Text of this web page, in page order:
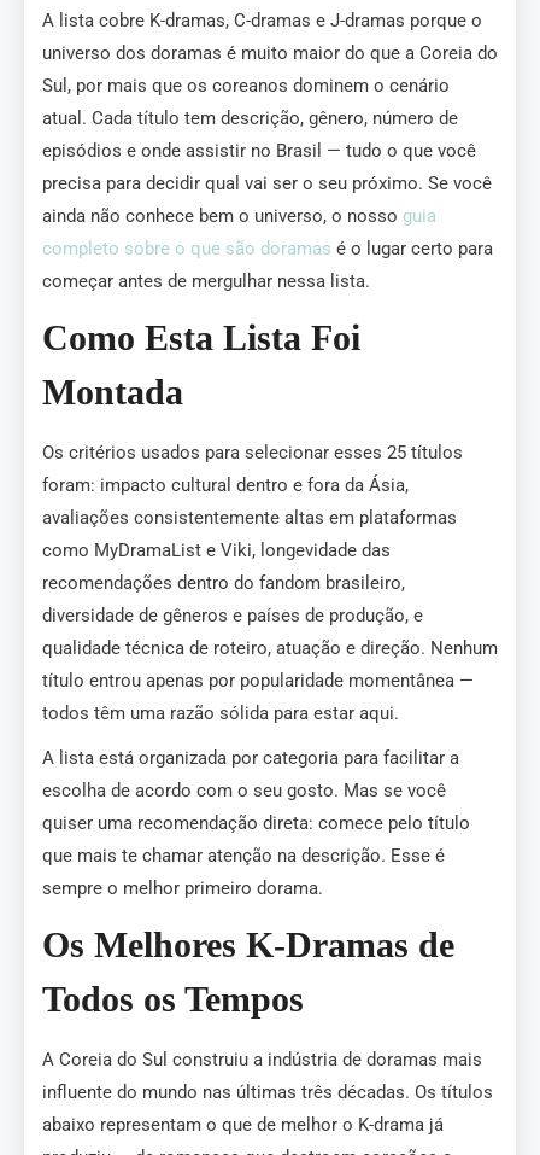
A lista cobre K-dramas, C-dramas e J-dramas porque o
universo dos doramas é muito maior do que a Coreia do
Sul, por mais que os coreanos dominem o cenário
atual. Cada título tem descrição, gênero, número de
episódios e onde assistir no Brasil — tudo o que você
precisa para decidir qual vai ser o seu próximo. Se você
ainda não conhece bem o universo, o nosso guia
completo sobre o que são doramas é o lugar certo para
começar antes de mergulhar nessa lista.
Como Esta Lista Foi
Montada
Os critérios usados para selecionar esses 25 títulos
foram: impacto cultural dentro e fora da Ásia,
avaliações consistentemente altas em plataformas
como MyDramaList e Viki, longevidade das
recomendações dentro do fandom brasileiro,
diversidade de gêneros e países de produção, e
qualidade técnica de roteiro, atuação e direção. Nenhum
título entrou apenas por popularidade momentânea —
todos têm uma razão sólida para estar aqui.
A lista está organizada por categoria para facilitar a
escolha de acordo com o seu gosto. Mas se você
quiser uma recomendação direta: comece pelo título
que mais te chamar atenção na descrição. Esse é
sempre o melhor primeiro dorama.
Os Melhores K-Dramas de
Todos os Tempos
A Coreia do Sul construiu a indústria de doramas mais
influente do mundo nas últimas três décadas. Os títulos
abaixo representam o que de melhor o K-drama já